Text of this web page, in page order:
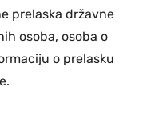
prelaska državne
osoba, osoba o
o prelasku